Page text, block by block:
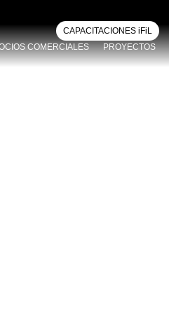
CAPACITACIONES iFiL
COMERCIALES PROYECTOS